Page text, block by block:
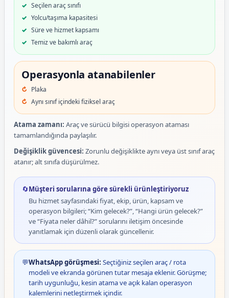
Seçilen araç sınıfı
Yolcu/taşıma kapasitesi
Süre ve hizmet kapsamı
Temiz ve bakımlı araç
Operasyonla atanabilenler
Plaka
Aynı sınıf içindeki fiziksel araç
Atama zamanı: Araç ve sürücü bilgisi operasyon ataması
tamamlandığında paylaşılır.
Değişiklik güvencesi: Zorunlu değişiklikte aynı veya üst sınıf araç
atanır; alt sınıfa düşürülmez.
🔄Müşteri sorularına göre sürekli ürünleştiriyoruz
Bu hizmet sayfasındaki fiyat, ekip, ürün, kapsam ve
operasyon bilgileri; “Kim gelecek?”, “Hangi ürün gelecek?”
ve “Fiyata neler dâhil?” sorularını iletişim öncesinde
yanıtlamak için düzenli olarak güncellenir.
💬WhatsApp görüşmesi: Seçtiğiniz seçilen araç / rota
modeli ve ekranda görünen tutar mesaja eklenir. Görüşme;
tarih uygunluğu, kesin atama ve açık kalan operasyon
kalemlerini netleştirmek içindir.